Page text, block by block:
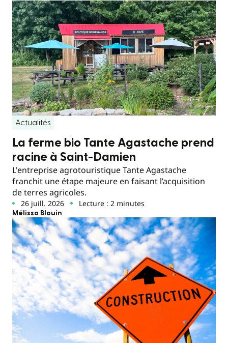
Actualités
La ferme bio Tante Agastache prend
racine à Saint-Damien
L'entreprise agrotouristique Tante Agastache
franchit une étape majeure en faisant l’acquisition
de terres agricoles.
26 juill. 2026 Lecture : 2 minutes
Mélissa Blouin